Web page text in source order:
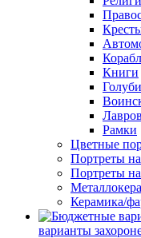
Книги
Голуби
Рамки
Цветные
Портреты на
Портреты
Керамика/
варианты